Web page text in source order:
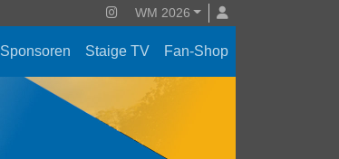
WM 2026
Sponsoren Staige TV Fan-Shop